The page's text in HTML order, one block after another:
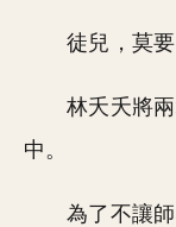
徒兒，莫
林夭夭將
中。
為了不讓師